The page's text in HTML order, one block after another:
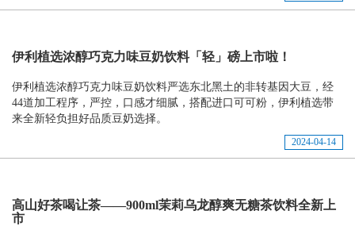
伊利植选浓醇巧克力味豆奶饮料「轻」磅上市啦！
伊利植选浓醇巧克力味豆奶饮料严选东北黑土的非转基因大豆，经
44道加工程序，严控，口感才细腻，搭配进口可可粉，伊利植选带
来全新轻负担好品质豆奶选择。
2024-04-14
高山好茶喝让茶——900ml茉莉乌龙醇爽无糖茶饮料全新上
市